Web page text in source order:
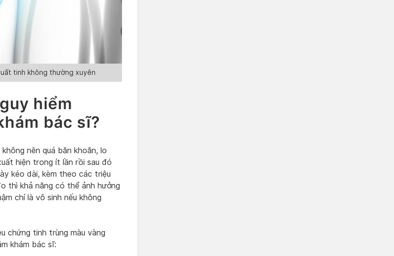
tinh không thường xuyên
hiểm
bác sĩ?
nên quá băn khoăn, lo
hiện trong ít lần rồi sau đó
kéo dài, kèm theo các triệu
thì khả năng có thể ảnh hưởng
chí là vô sinh nếu không
chứng tinh trùng màu vàng
khám bác sĩ: